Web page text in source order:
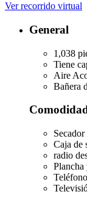
Ver recorrido virtual
General
1,038
Tiene
Aire
Bañera
Caja de
radio
Plancha